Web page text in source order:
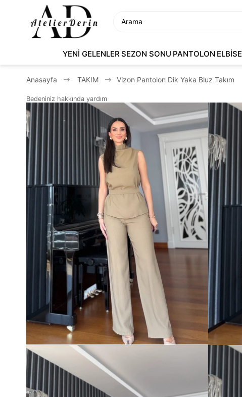
YENİ GELENLER SEZON SONU PANTOLON ELBİSE
Anasayfa TAKIM Vizon Pantolon Dik Yaka Bluz Takım
Bedeniniz hakkında yardım